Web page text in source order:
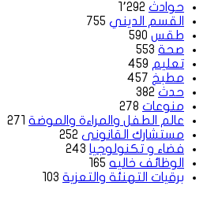
حوادث 1٬292
القسم الديني 755
طقس 590
صحة 553
تعليم 459
مطبخ 457
حدث 382
منوعات 278
عالم الطفل والمراءة والموضة 271
مستشارك القانونى 252
فضاء و تكنولوجيا 243
الوظائف خاليه 165
برقيات التهنئة والتعزية 103